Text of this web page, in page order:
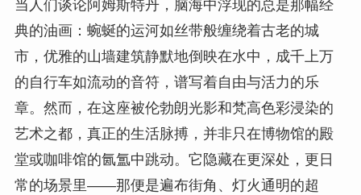
当人们谈论阿姆斯特丹，脑海中浮现的总是那幅经
典的油画：蜿蜒的运河如丝带般缠绕着古老的城
市，优雅的山墙建筑静默地倒映在水中，成千上万
的自行车如流动的音符，谱写着自由与活力的乐
章。然而，在这座被伦勃朗光影和梵高色彩浸染的
艺术之都，真正的生活脉搏，并非只在博物馆的殿
堂或咖啡馆的氤氲中跳动。它隐藏在更深处，更日
常的场景里——那便是遍布街角、灯火通明的超